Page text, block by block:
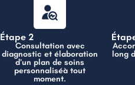
Étape 2
Consultation avec
diagnostic et élaboration
d’un plan de soins
personnaliséà tout
moment.
long